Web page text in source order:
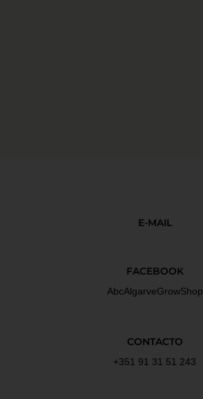
E-MAIL
FACEBOOK
AbcAlgarveGrowShop
CONTACTO
+351 91 31 51 243